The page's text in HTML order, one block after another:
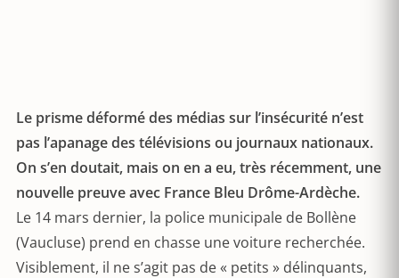
Le prisme déformé des médias sur l’insécurité n’est
pas l’apanage des télévisions ou journaux nationaux.
On s’en doutait, mais on en a eu, très récemment, une
nouvelle preuve avec France Bleu Drôme-Ardèche.
Le 14 mars dernier, la police municipale de Bollène
(Vaucluse) prend en chasse une voiture recherchée.
Visiblement, il ne s’agit pas de « petits » délinquants,